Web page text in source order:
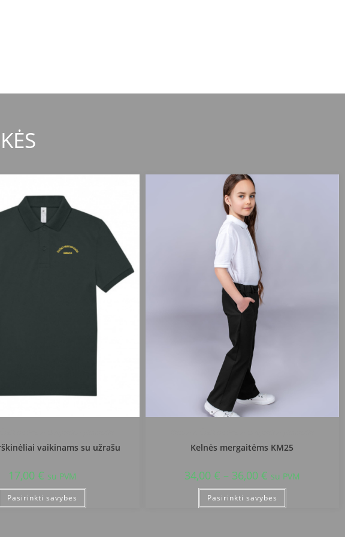
vaikinams su užrašu
17,00 € su PVM
Pasirinkti savybes
Kelnės mergaitėms KM25
34,00 € – 36,00 € su PVM
Pasirinkti savybes